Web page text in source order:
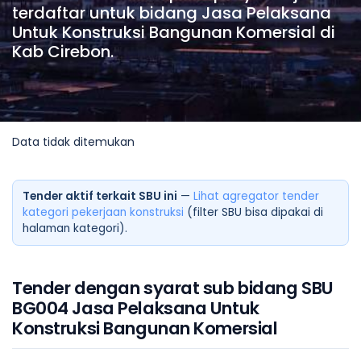
terdaftar untuk bidang Jasa Pelaksana
Untuk Konstruksi Bangunan Komersial di
Kab Cirebon.
Data tidak ditemukan
Tender aktif terkait SBU ini — Lihat agregator tender
kategori pekerjaan konstruksi (filter SBU bisa dipakai di
halaman kategori).
Tender dengan syarat sub bidang SBU
BG004 Jasa Pelaksana Untuk
Konstruksi Bangunan Komersial